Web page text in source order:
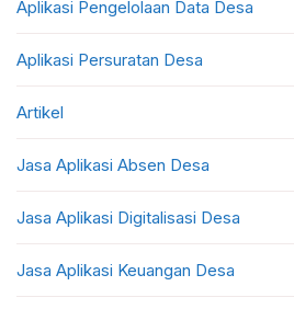
Aplikasi Pengelolaan Data Desa
Aplikasi Persuratan Desa
Artikel
Jasa Aplikasi Absen Desa
Jasa Aplikasi Digitalisasi Desa
Jasa Aplikasi Keuangan Desa